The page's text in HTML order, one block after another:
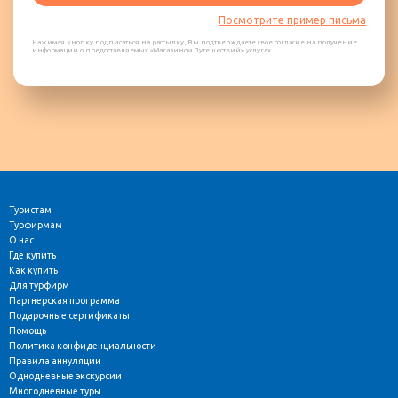
Посмотрите пример письма
Нажимая кнопку подписаться на рассылку, Вы подтверждаете свое согласие на получение
информации о предоставляемых «Магазином Путешествий» услугах.
Туристам
Турфирмам
О нас
Где купить
Как купить
Для турфирм
Партнерская программа
Подарочные сертификаты
Помощь
Политика конфиденциальности
Правила аннуляции
Однодневные экскурсии
Многодневные туры